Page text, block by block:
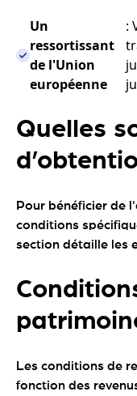
Un
ressortissant
de l'Union
européenne
:
Quelles
Pour bénéficier de
conditions
section détaille les
Les conditions de
fonction des